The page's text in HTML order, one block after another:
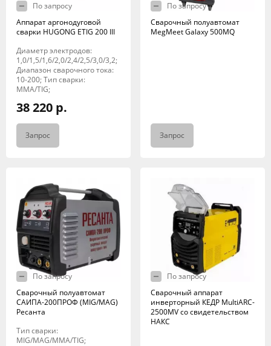
По запросу
Аппарат аргонодуговой
сварки HUGONG ETIG 200 III
Диаметр электродов:
1,0/1,5/1,6/2,0/2,4/2,5/3,0/3,2;
Диапазон сварочного тока:
10-200; Тип сварки:
MMA/TIG;
38 220 р.
Запрос
По запросу
Сварочный полуавтомат
MegMeet Galaxy 500MQ
Запрос
По запросу
Сварочный полуавтомат
САИПА-200ПРОФ (MIG/MAG)
Ресанта
Тип сварки:
MIG/MAG/MMA/TIG;
По запросу
Сварочный аппарат
инверторный КЕДР MultiARC-
2500MV со свидетельством
НАКС